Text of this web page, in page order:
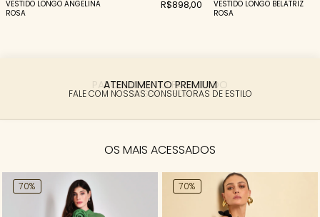
VESTIDO LONGO ANGELINA
ROSA
R$898,00
VESTIDO LONGO BELATRIZ
ROSA
PARCELAMENTO FACILITADO
6X SEM JUROS
OS MAIS ACESSADOS
70% 70%